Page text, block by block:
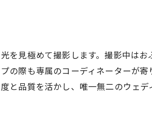
見極めて撮影します。撮影中はお
の際も専属のコーディネーターが
と品質を活かし、唯一無二のウェ